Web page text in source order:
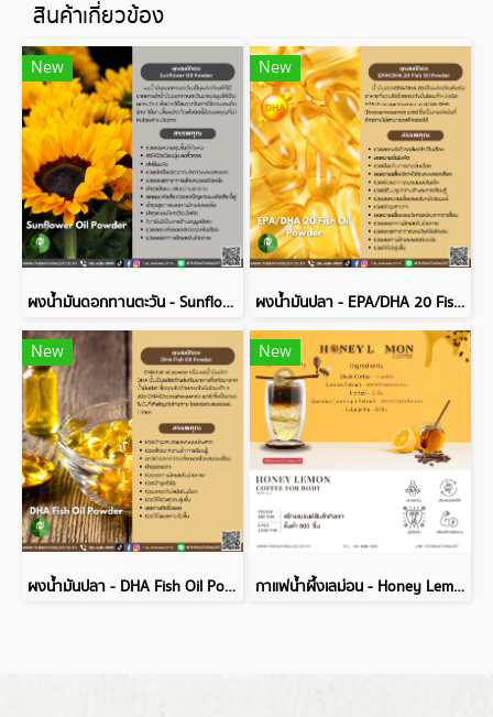
สินค้าเกี่ยวข้อง
New
ผงน้ำมันดอกทานตะวัน - Sunflower Oil Powder
New
ผงน้ำมันปลา - EPA/DHA 20 Fish Oil Powder
New
ผงน้ำมันปลา - DHA Fish Oil Powder
New
กาแฟน้ำผึ้งเลม่อน - Honey Lemon Coffee for Body